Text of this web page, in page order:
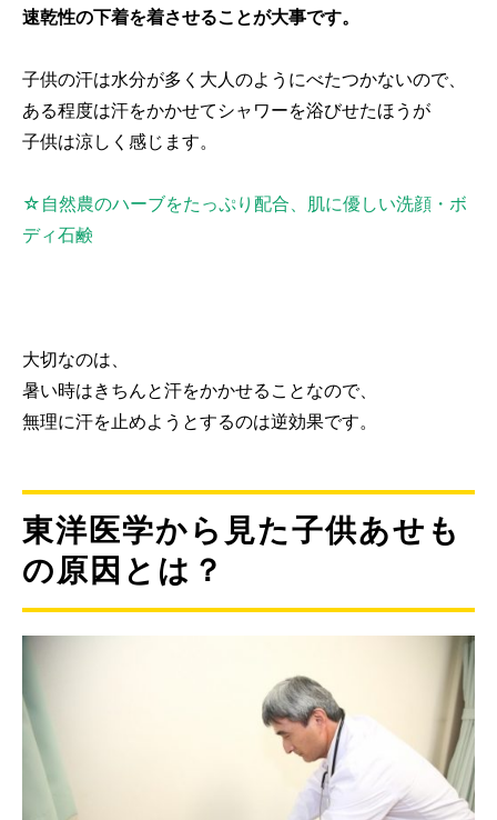
速乾性の下着を着させることが大事です。
子供の汗は水分が多く大人のようにべたつかないので、
ある程度は汗をかかせてシャワーを浴びせたほうが
子供は涼しく感じます。
☆自然農のハーブをたっぷり配合、肌に優しい洗顔・ボ
ディ石鹸
大切なのは、
暑い時はきちんと汗をかかせることなので、
無理に汗を止めようとするのは逆効果です。
東洋医学から見た子供あせも
の原因とは？